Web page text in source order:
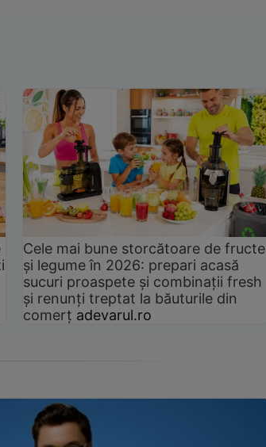
Cele mai bune storcătoare de fructe
și legume în 2026: prepari acasă
sucuri proaspete și combinații fresh
și renunți treptat la băuturile din
comerț adevarul.ro